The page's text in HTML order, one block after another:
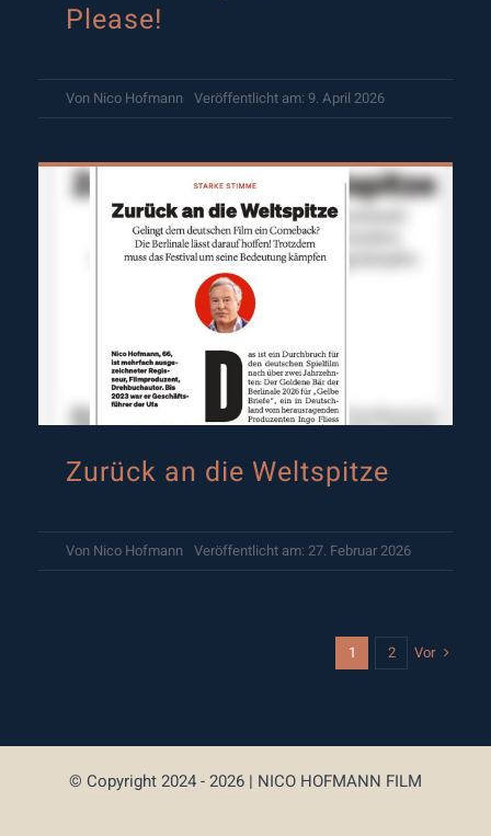
Please!
Von Nico Hofmann Veröffentlicht am: 9. April 2026
Zurück an die Weltspitze
Von Nico Hofmann Veröffentlicht am: 27. Februar 2026
1 2 Vor
© Copyright 2024 - 2026 | NICO HOFMANN FILM